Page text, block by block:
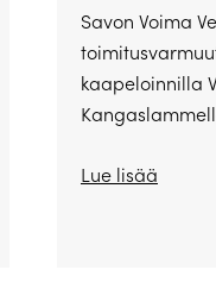
Savon Voima
kaapeloinnilla
Lue lisää